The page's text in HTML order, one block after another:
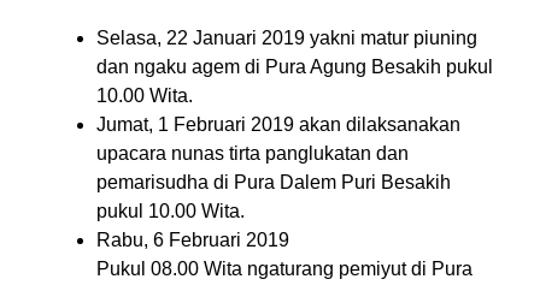
Selasa, 22 Januari 2019 yakni matur piuning
dan ngaku agem di Pura Agung Besakih pukul
10.00 Wita.
Jumat, 1 Februari 2019 akan dilaksanakan
upacara nunas tirta panglukatan dan
pemarisudha di Pura Dalem Puri Besakih
pukul 10.00 Wita.
Rabu, 6 Februari 2019
Pukul 08.00 Wita ngaturang pemiyut di Pura